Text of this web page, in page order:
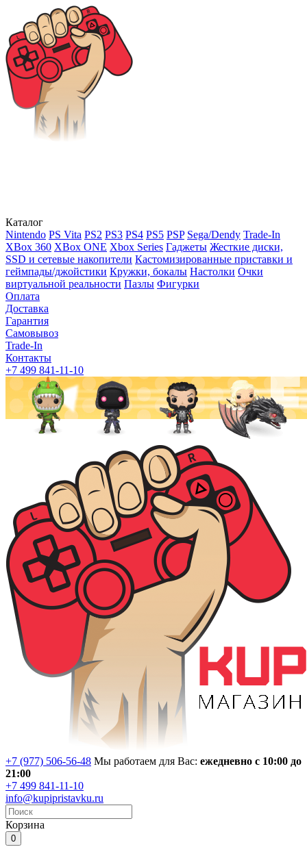
Каталог
Nintendo PS Vita PS2 PS3 PS4 PS5 PSP Sega/Dendy Trade-In
XBox 360 XBox ONE Xbox Series Гаджеты Жесткие диски,
SSD и сетевые накопители Кастомизированные приставки и
геймпады/джойстики Кружки, бокалы Настолки Очки
виртуальной реальности Пазлы Фигурки
Оплата
Доставка
Гарантия
Самовывоз
Trade-In
Контакты
+7 499 841-11-10
+7 (977) 506-56-48 Мы работаем для Вас: ежедневно с 10:00 до
21:00
+7 499 841-11-10
info@kupipristavku.ru
Корзина
0